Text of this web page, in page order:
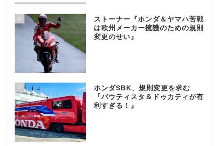
6
ストーナー『ホンダ＆ヤマハ苦戦
は欧州メーカー擁護のための規則
変更のせい』
7
ホンダSBK、規則変更を求む
『バウティスタ＆ドゥカティが有
利すぎる！』